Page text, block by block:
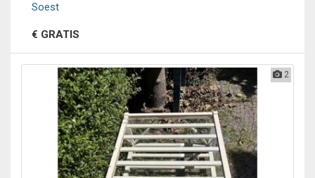
Soest
€ GRATIS
2